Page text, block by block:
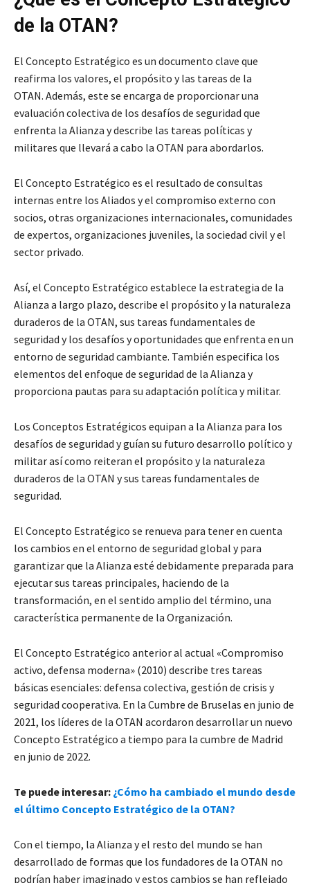
de la OTAN?
El Concepto Estratégico es un documento clave que
reafirma los valores, el propósito y las tareas de la
OTAN. Además, este se encarga de proporcionar una
evaluación colectiva de los desafíos de seguridad que
enfrenta la Alianza y describe las tareas políticas y
militares que llevará a cabo la OTAN para abordarlos.
El Concepto Estratégico es el resultado de consultas
internas entre los Aliados y el compromiso externo con
socios, otras organizaciones internacionales, comunidades
de expertos, organizaciones juveniles, la sociedad civil y el
sector privado.
Así, el Concepto Estratégico establece la estrategia de la
Alianza a largo plazo, describe el propósito y la naturaleza
duraderos de la OTAN, sus tareas fundamentales de
seguridad y los desafíos y oportunidades que enfrenta en un
entorno de seguridad cambiante. También especifica los
elementos del enfoque de seguridad de la Alianza y
proporciona pautas para su adaptación política y militar.
Los Conceptos Estratégicos equipan a la Alianza para los
desafíos de seguridad y guían su futuro desarrollo político y
militar así como reiteran el propósito y la naturaleza
duraderos de la OTAN y sus tareas fundamentales de
seguridad.
El Concepto Estratégico se renueva para tener en cuenta
los cambios en el entorno de seguridad global y para
garantizar que la Alianza esté debidamente preparada para
ejecutar sus tareas principales, haciendo de la
transformación, en el sentido amplio del término, una
característica permanente de la Organización.
El Concepto Estratégico anterior al actual «Compromiso
activo, defensa moderna» (2010) describe tres tareas
básicas esenciales: defensa colectiva, gestión de crisis y
seguridad cooperativa. En la Cumbre de Bruselas en junio de
2021, los líderes de la OTAN acordaron desarrollar un nuevo
Concepto Estratégico a tiempo para la cumbre de Madrid
en junio de 2022.
Te puede interesar: ¿Cómo ha cambiado el mundo desde
el último Concepto Estratégico de la OTAN?
Con el tiempo, la Alianza y el resto del mundo se han
desarrollado de formas que los fundadores de la OTAN no
podrían haber imaginado y estos cambios se han reflejado